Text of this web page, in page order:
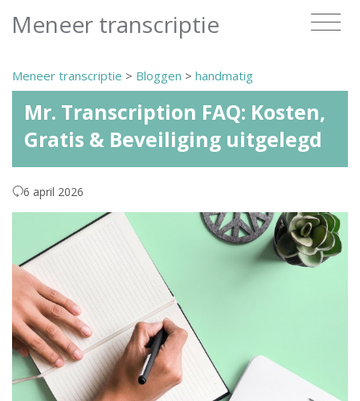
Meneer transcriptie
Meneer transcriptie > Bloggen > handmatig
Mr. Transcription FAQ: Kosten,
Gratis & Beveiliging uitgelegd
6 april 2026